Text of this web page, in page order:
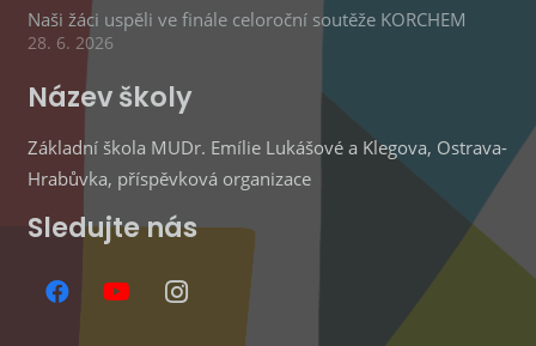
Naši žáci uspěli ve finále celoroční soutěže KORCHEM
28. 6. 2026
Název školy
Základní škola MUDr. Emílie Lukášové a Klegova, Ostrava-
Hrabůvka, příspěvková organizace
Sledujte nás